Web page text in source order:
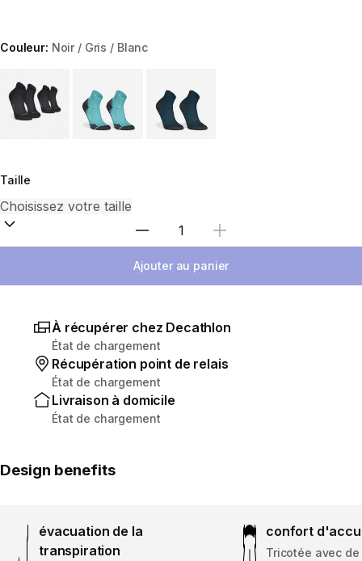
Couleur: Noir / Gris / Blanc
Taille
Sélectionnez la quantité
Ajouter au panier
À récupérer chez Decathlon
État de chargement
Récupération point de relais
État de chargement
Livraison à domicile
État de chargement
Design benefits
évacuation de la
transpiration
confort
Tricotée avec